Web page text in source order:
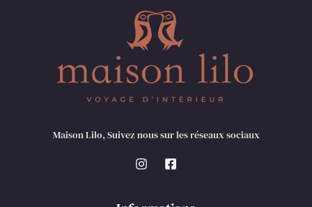
Maison Lilo, Suivez nous sur les réseaux sociaux